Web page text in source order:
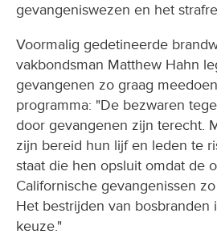
gevangeniswezen en het
Voormalig gedetineerde
vakbondsman Matthew Hahn
gevangenen zo graag
programma: "De bezwaren
door gevangenen zijn terecht.
zijn bereid hun lijf en leden te
staat die hen opsluit omdat de
Californische gevangenissen
Het bestrijden van bosbranden
keuze."